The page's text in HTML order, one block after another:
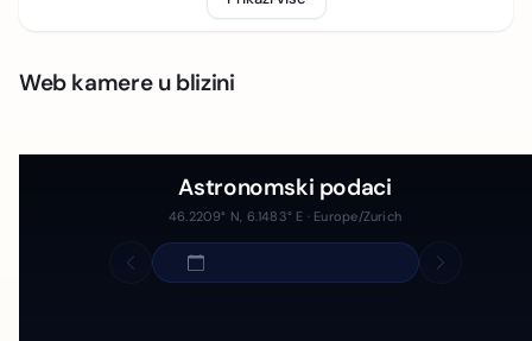
Web kamere u blizini
Astronomski podaci
46.2209° N, 6.1483° E · Europe/Zurich